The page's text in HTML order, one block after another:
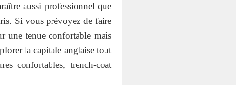
aussi professionnel que
Si vous prévoyez de faire
une tenue confortable mais
la capitale anglaise tout
confortables, trench-coat